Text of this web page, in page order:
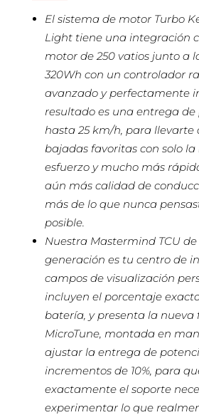
El sistema de motor Turbo
Light tiene una integración
motor de 250 vatios junto a
320Wh con un controlador
avanzado y perfectamente
resultado es una entrega
hasta 25 km/h, para llevarte
bajadas favoritas con solo
esfuerzo y mucho más
aún más calidad de
más de lo que nunca
posible.
Nuestra Mastermind TCU
generación es tu centro de
campos de visualización
incluyen el porcentaje
batería, y presenta la nueva
MicroTune, montada en
ajustar la entrega de
incrementos de 10%, para
exactamente el soporte
experimentar lo que